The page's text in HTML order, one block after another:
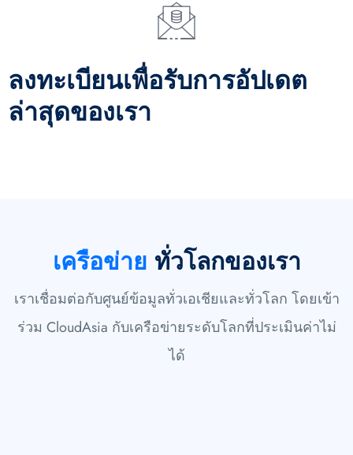
ลงทะเบียนเพื่อรับการอัปเดต
ล่าสุดของเรา
เครือข่าย ทั่วโลกของเรา
เราเชื่อมต่อกับศูนย์ข้อมูลทั่วเอเชียและทั่วโลก โดยเข้า
ร่วม CloudAsia กับเครือข่ายระดับโลกที่ประเมินค่าไม่
ได้